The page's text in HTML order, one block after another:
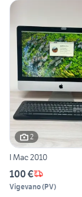
2
I Mac 2010
100 €
Vigevano(PV)